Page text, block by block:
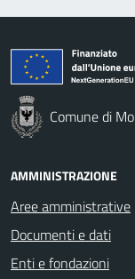
Comune di
AMMINISTRAZIONE
Aree amministrative
Documenti e dati
Enti e fondazioni